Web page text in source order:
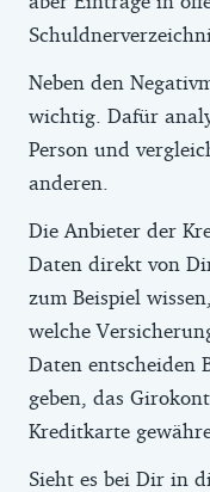
Neben den
wichtig. Dafür
Person und
anderen.
Die Anbieter der
Daten direkt von
zum Beispiel
welche
Daten entscheiden
geben, das
Kreditkarte
Sieht es bei Dir in